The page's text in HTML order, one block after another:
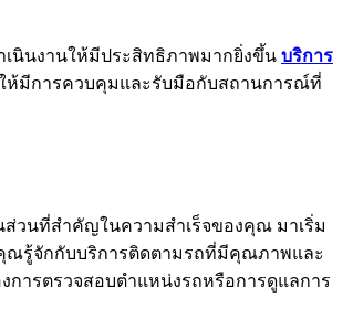
เนินงานให้มีประสิทธิภาพมากยิ่งขึ้น บริการ
ให้มีการควบคุมและรับมือกับสถานการณ์ที่
ส่วนที่สำคัญในความสำเร็จของคุณ มาเริ่ม
ณรู้จักกับบริการติดตามรถที่มีคุณภาพและ
ารตรวจสอบตำแหน่งรถหรือการดูแลการ